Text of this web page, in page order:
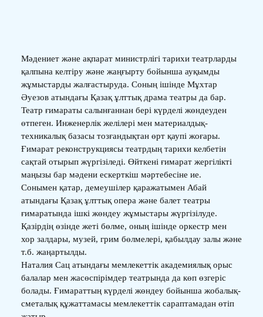
Мәдениет және ақпарат министрлігі тарихи театрларды
қалпына келтіру және жаңғырту бойынша ауқымды
жұмыстарды жалғастыруда. Соның ішінде Мұхтар
Әуезов атындағы Қазақ ұлттық драма театры да бар.
Театр ғимараты салынғаннан бері күрделі жөндеуден
өтпеген. Инженерлік желілері мен материалдық-
техникалық базасы тозғандықтан өрт қаупі жоғары.
Ғимарат реконструкциясы театрдың тарихи келбетін
сақтай отырып жүргізіледі. Өйткені ғимарат жергілікті
маңызы бар мәдени ескерткіш мәртебесіне ие.
Сонымен қатар, демеушілер қаражатымен Абай
атындағы Қазақ ұлттық опера және балет театры
ғимаратында ішкі жөндеу жұмыстары жүргізілуде.
Қазірдің өзінде жеті бөлме, оның ішінде оркестр мен
хор залдары, музей, грим бөлмелері, қабылдау залы және
т.б. жаңартылды.
Наталия Сац атындағы мемлекеттік академиялық орыс
балалар мен жасөспірімдер театрында да көп өзгеріс
болады. Ғимараттың күрделі жөндеу бойынша жобалық-
сметалық құжаттамасы мемлекеттік сараптамадан өтіп